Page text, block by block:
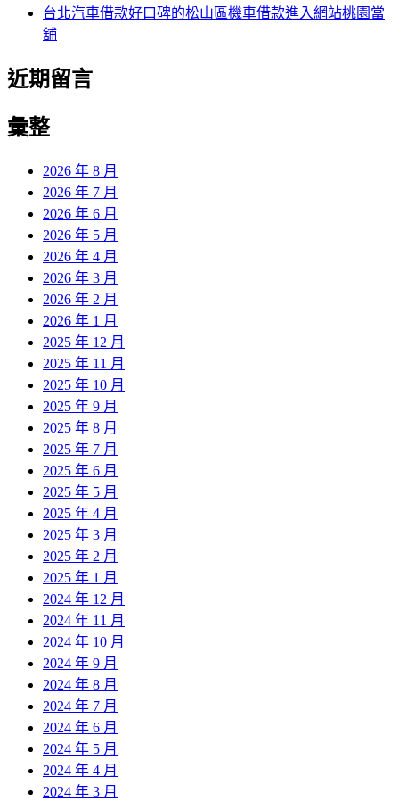
台北汽車借款好口碑的松山區機車借款進入網站桃園當
舖
近期留言
彙整
2026 年 8 月
2026 年 7 月
2026 年 6 月
2026 年 5 月
2026 年 4 月
2026 年 3 月
2026 年 2 月
2026 年 1 月
2025 年 12 月
2025 年 11 月
2025 年 10 月
2025 年 9 月
2025 年 8 月
2025 年 7 月
2025 年 6 月
2025 年 5 月
2025 年 4 月
2025 年 3 月
2025 年 2 月
2025 年 1 月
2024 年 12 月
2024 年 11 月
2024 年 10 月
2024 年 9 月
2024 年 8 月
2024 年 7 月
2024 年 6 月
2024 年 5 月
2024 年 4 月
2024 年 3 月